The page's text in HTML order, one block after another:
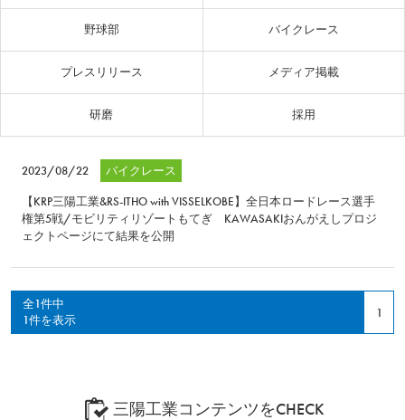
野球部 バイクレース
プレスリリース メディア掲載
研磨 採用
【KRP三陽工業&RS-ITHO with VISSELKOBE】全日本ロードレース選手
権第5戦/モビリティリゾートもてぎ KAWASAKIおんがえしプロジ
ェクトページにて結果を公開
2023/08/22 バイクレース
全1件中
1件を表示
1
三陽工業コンテンツをCHECK